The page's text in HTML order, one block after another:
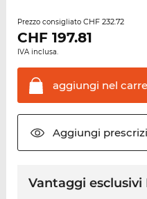
Prezzo consigliato CHF 232.72
CHF 197.81
IVA inclusa.
aggiungi nel
Aggiungi
Vantaggi esclusivi